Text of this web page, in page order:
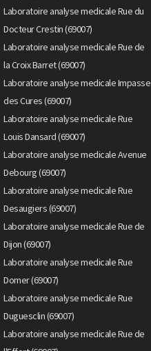
Laboratoire analyse medicale Rue du
Docteur Crestin (69007)
Laboratoire analyse medicale Rue de
la Croix Barret (69007)
Laboratoire analyse medicale Impasse
des Cures (69007)
Laboratoire analyse medicale Rue
Louis Dansard (69007)
Laboratoire analyse medicale Avenue
Debourg (69007)
Laboratoire analyse medicale Rue
Desaugiers (69007)
Laboratoire analyse medicale Rue de
Dijon (69007)
Laboratoire analyse medicale Rue
Domer (69007)
Laboratoire analyse medicale Rue
Duguesclin (69007)
Laboratoire analyse medicale Rue de